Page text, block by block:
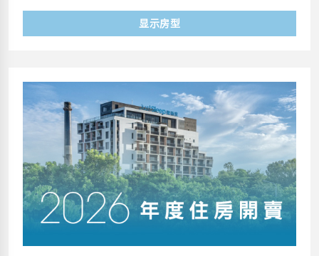
显示房型